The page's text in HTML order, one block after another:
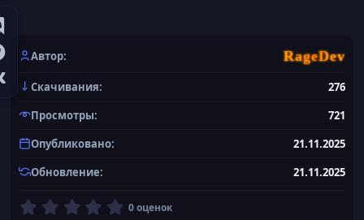
Автор RageDev
Скачивания
276
Просмотры
721
Опубликовано
21.11.2025
Обновление
21.11.2025
0
0 оценок